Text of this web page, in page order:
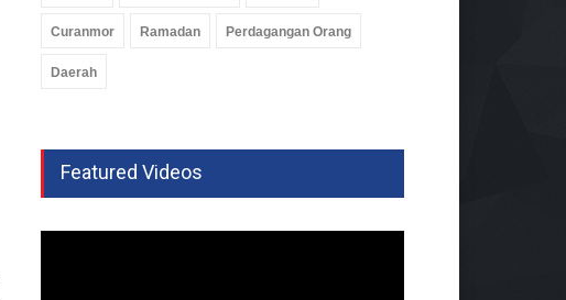
Curanmor Ramadan Perdagangan Orang
Daerah
Featured Videos